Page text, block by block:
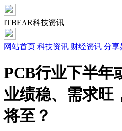
ITBEAR科技资讯
网站首页 科技资讯 财经资讯 分享
PCB行业下半年
业绩稳、需求旺
将至？